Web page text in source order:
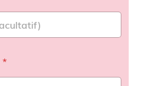
*